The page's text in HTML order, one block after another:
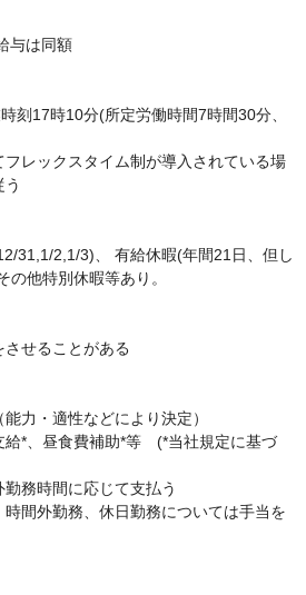
与は同額
刻17時10分(所定労働時間7時間30分、
レックスタイム制が導入されている場
31,1/2,1/3)、 有給休暇(年間21日、但し
他特別休暇等あり。
せることがある
力・適性などにより決定）
*、昼食費補助*等　(*当社規定に基づ
務時間に応じて支払う
間外勤務、休日勤務については手当を